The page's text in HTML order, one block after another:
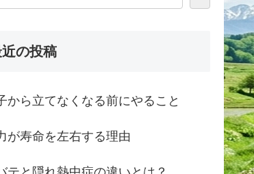
の投稿
から立てなくなる前にやること
が寿命を左右する理由